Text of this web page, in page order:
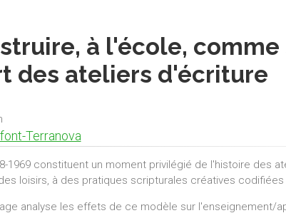
à l'école,
des ateliers d'écriture
Terranova
1969 constituent un moment privilégié de l'histoire des
loisirs, à des pratiques scripturales créatives codifiées
analyse les effets de ce modèle sur l'enseignement/